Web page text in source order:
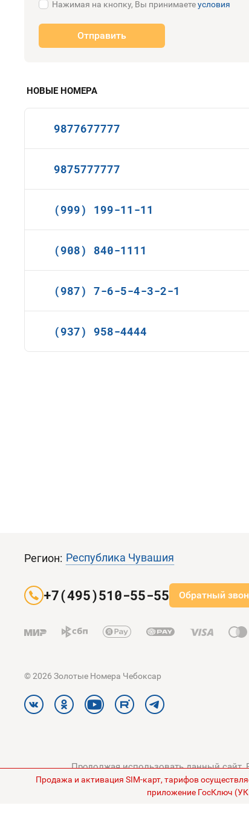
Нажимая на кнопку, Вы принимаетеусловия
Отправить
НОВЫЕ НОМЕРА
9877677777
9875777777
(999) 199-11-11
(908) 840-1111
(987) 7-6-5-4-3-2-1
(937) 958-4444
Регион: Республика Чувашия
+7(495)510-55-55 Обратный
© 2026 Золотые Номера Чебоксар
Продолжая использовать данный сайт,
конфиденциальностии
Продажа и активация SIM-карт, тарифов
приложение ГосКлюч